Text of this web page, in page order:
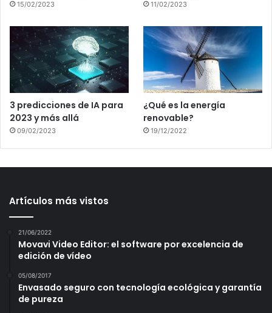
15/02/2023 11/02/2023
3 predicciones de IA para
2023 y más allá
09/02/2023
¿Qué es la energía
renovable?
19/12/2022
Artículos más vistos
21/06/2022
Movavi Video Editor: el software por excelencia de
edición de vídeo
05/08/2017
Envasado seguro con tecnología ecológica y garantía
de pureza